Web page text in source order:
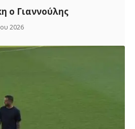
ο Γιαννούλης
2026